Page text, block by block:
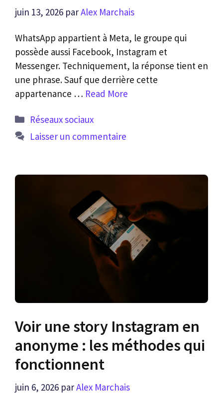
juin 13, 2026 parAlex Marchais
WhatsApp appartient à Meta, le groupe qui
possède aussi Facebook, Instagram et
Messenger. Techniquement, la réponse tient en
une phrase. Sauf que derrière cette
appartenance … Read More
Catégories
Réseaux sociaux
Laisser un commentaire
Voir une story Instagram en
anonyme : les méthodes qui
fonctionnent
juin 6, 2026 parAlex Marchais